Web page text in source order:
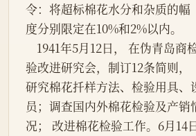
令：将超标棉花水分和杂质的幅
度分别限定在10%和2%以内。
验改进研究会，制订12条简则，
研究棉花扦样方法、检验用具、
员；调查国内外棉花检验及产销
况； 改进棉花检验工作。6月14